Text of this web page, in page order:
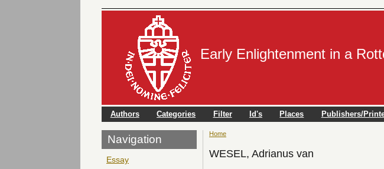
Early Enlightenment in a
Authors Categories Filter Id's Places Publishers/
Navigation
Essay
You are here
Home
WESEL, Adrianus van